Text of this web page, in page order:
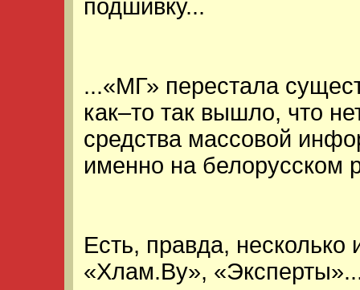
подшивку...
...«МГ» перестала
как–то так вышло, что
средства массовой
именно на белорусском
Есть, правда, несколько
«Хлам.By»,